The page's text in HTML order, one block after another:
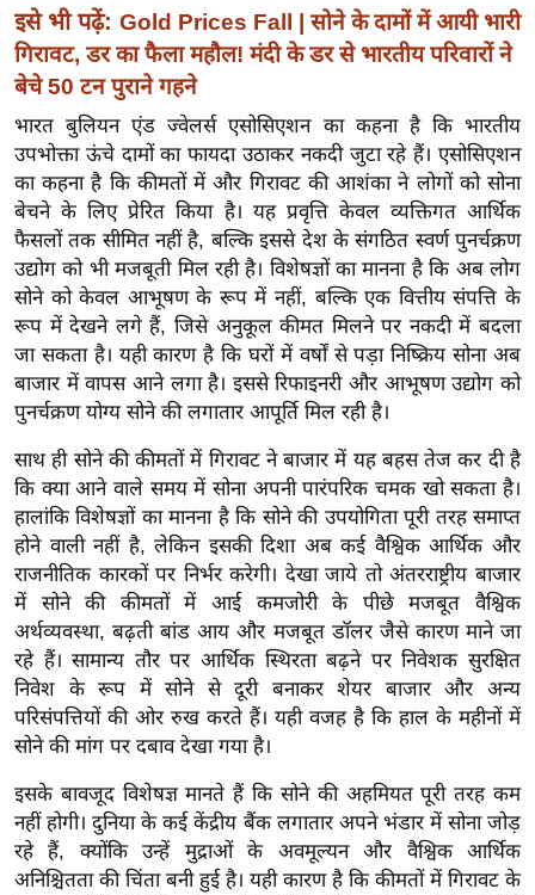
बे
मि
सा
ल
श
ख्सि
य
त
यं
ग
इं
डि
या
सा
हि
त्य
ज
ग
ऑ
टो
व
र्ल्ड
न्यू
ज
ब्री
फ
इसे भी पढ़ें: Gold Prices Fall | सोने के दामों में आयी भारी
गिरावट, डर का फैला महौल! मंदी के डर से भारतीय परिवारों ने
बेचे 50 टन पुराने गहने
भारत बुलियन एंड ज्वेलर्स एसोसिएशन का कहना है कि भारतीय
उपभोक्ता ऊंचे दामों का फायदा उठाकर नकदी जुटा रहे हैं। एसोसिएशन
का कहना है कि कीमतों में और गिरावट की आशंका ने लोगों को सोना
बेचने के लिए प्रेरित किया है। यह प्रवृत्ति केवल व्यक्तिगत आर्थिक
फैसलों तक सीमित नहीं है, बल्कि इससे देश के संगठित स्वर्ण पुनर्चक्रण
उद्योग को भी मजबूती मिल रही है। विशेषज्ञों का मानना है कि अब लोग
सोने को केवल आभूषण के रूप में नहीं, बल्कि एक वित्तीय संपत्ति के
रूप में देखने लगे हैं, जिसे अनुकूल कीमत मिलने पर नकदी में बदला
जा सकता है। यही कारण है कि घरों में वर्षों से पड़ा निष्क्रिय सोना अब
बाजार में वापस आने लगा है। इससे रिफाइनरी और आभूषण उद्योग को
पुनर्चक्रण योग्य सोने की लगातार आपूर्ति मिल रही है।
साथ ही सोने की कीमतों में गिरावट ने बाजार में यह बहस तेज कर दी है
कि क्या आने वाले समय में सोना अपनी पारंपरिक चमक खो सकता है।
हालांकि विशेषज्ञों का मानना है कि सोने की उपयोगिता पूरी तरह समाप्त
होने वाली नहीं है, लेकिन इसकी दिशा अब कई वैश्विक आर्थिक और
राजनीतिक कारकों पर निर्भर करेगी। देखा जाये तो अंतरराष्ट्रीय बाजार
में सोने की कीमतों में आई कमजोरी के पीछे मजबूत वैश्विक
अर्थव्यवस्था, बढ़ती बांड आय और मजबूत डॉलर जैसे कारण माने जा
रहे हैं। सामान्य तौर पर आर्थिक स्थिरता बढ़ने पर निवेशक सुरक्षित
निवेश के रूप में सोने से दूरी बनाकर शेयर बाजार और अन्य
परिसंपत्तियों की ओर रुख करते हैं। यही वजह है कि हाल के महीनों में
सोने की मांग पर दबाव देखा गया है।
इसके बावजूद विशेषज्ञ मानते हैं कि सोने की अहमियत पूरी तरह कम
नहीं होगी। दुनिया के कई केंद्रीय बैंक लगातार अपने भंडार में सोना जोड़
रहे हैं, क्योंकि उन्हें मुद्राओं के अवमूल्यन और वैश्विक आर्थिक
अनिश्चितता की चिंता बनी हुई है। यही कारण है कि कीमतों में गिरावट के